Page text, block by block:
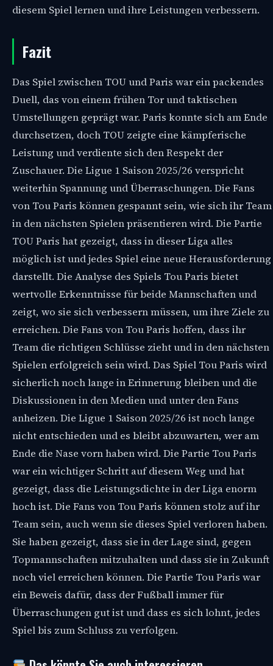
diesem Spiel lernen und ihre Leistungen verbessern.
Fazit
Das Spiel zwischen TOU und Paris war ein packendes
Duell, das von einem frühen Tor und taktischen
Umstellungen geprägt war. Paris konnte sich am Ende
durchsetzen, doch TOU zeigte eine kämpferische
Leistung und verdiente sich den Respekt der
Zuschauer. Die Ligue 1 Saison 2025/26 verspricht
weiterhin Spannung und Überraschungen. Die Fans
von Tou Paris können gespannt sein, wie sich ihr Team
in den nächsten Spielen präsentieren wird. Die Partie
TOU Paris hat gezeigt, dass in dieser Liga alles
möglich ist und jedes Spiel eine neue Herausforderung
darstellt. Die Analyse des Spiels Tou Paris bietet
wertvolle Erkenntnisse für beide Mannschaften und
zeigt, wo sie sich verbessern müssen, um ihre Ziele zu
erreichen. Die Fans von Tou Paris hoffen, dass ihr
Team die richtigen Schlüsse zieht und in den nächsten
Spielen erfolgreich sein wird. Das Spiel Tou Paris wird
sicherlich noch lange in Erinnerung bleiben und die
Diskussionen in den Medien und unter den Fans
anheizen. Die Ligue 1 Saison 2025/26 ist noch lange
nicht entschieden und es bleibt abzuwarten, wer am
Ende die Nase vorn haben wird. Die Partie Tou Paris
war ein wichtiger Schritt auf diesem Weg und hat
gezeigt, dass die Leistungsdichte in der Liga enorm
hoch ist. Die Fans von Tou Paris können stolz auf ihr
Team sein, auch wenn sie dieses Spiel verloren haben.
Sie haben gezeigt, dass sie in der Lage sind, gegen
Topmannschaften mitzuhalten und dass sie in Zukunft
noch viel erreichen können. Die Partie Tou Paris war
ein Beweis dafür, dass der Fußball immer für
Überraschungen gut ist und dass es sich lohnt, jedes
Spiel bis zum Schluss zu verfolgen.